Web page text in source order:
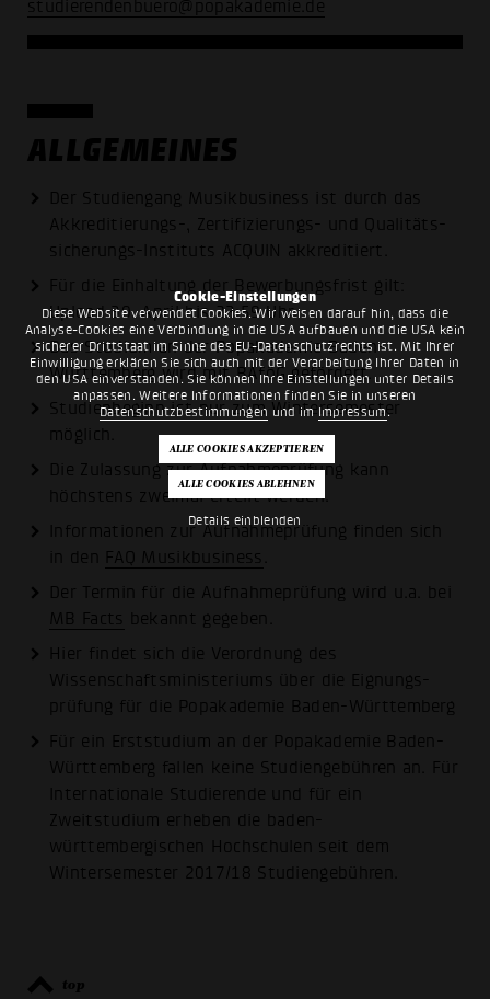
Cookie-Einstellungen
Diese Website verwendet Cookies. Wir weisen darauf hin, dass die
Analyse-Cookies eine Verbindung in die USA aufbauen und die USA kein
sicherer Drittstaat im Sinne des EU-Datenschutzrechts ist. Mit Ihrer
Einwilligung erklären Sie sich auch mit der Verarbeitung Ihrer Daten in
den USA einverstanden. Sie können Ihre Einstellungen unter Details
anpassen. Weitere Informationen finden Sie in unseren
Datenschutzbestimmungen und imImpressum.
Details einblenden
studierendenbuero@popakademie.de
ALLGEMEINES
Der Studiengang Musikbusiness ist durch das
Akkreditierungs-, Zertifizierungs- und Qualitäts­
sicherungs-Instituts ACQUIN akkreditiert.
Für die Einhaltung der Bewerbungsfrist gilt:
Upload 30. April bis 23:59 Uhr.
Das Studium an der Popakademie Baden-
Württemberg wird mit BAföG gefördert.
Studienbeginn ist nur zum Wintersemester
möglich.
Die Zulassung zur Aufnahmeprüfung kann
höchstens zweimal erteilt werden.
Informationen zur Aufnahmeprüfung finden sich
in den FAQ Musikbusiness
Der Termin für die Aufnahmeprüfung wird u.a. bei
MB Facts
bekannt gegeben.
Hier findet sich die Verordnung des
Wissenschafts­ministeriums über die Eignungs­
prüfung für die Popakademie Baden-Württemberg
Für ein Erststudium an der Popakademie Baden-
Württemberg fallen keine Studiengebühren an. Für
Internationale Studierende und für ein
Zweitstudium erheben die baden-
württembergischen Hochschulen seit dem
Wintersemester 2017/18 Studiengebühren
top